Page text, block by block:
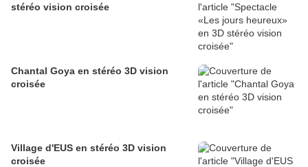
stéréo vision croisée
Chantal Goya en stéréo 3D vision
croisée
Village d'EUS en stéréo 3D vision
croisée